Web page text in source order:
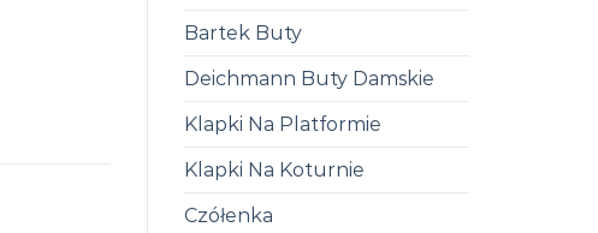
Bartek Buty
Deichmann Buty Damskie
Klapki Na Platformie
Klapki Na Koturnie
Czółenka